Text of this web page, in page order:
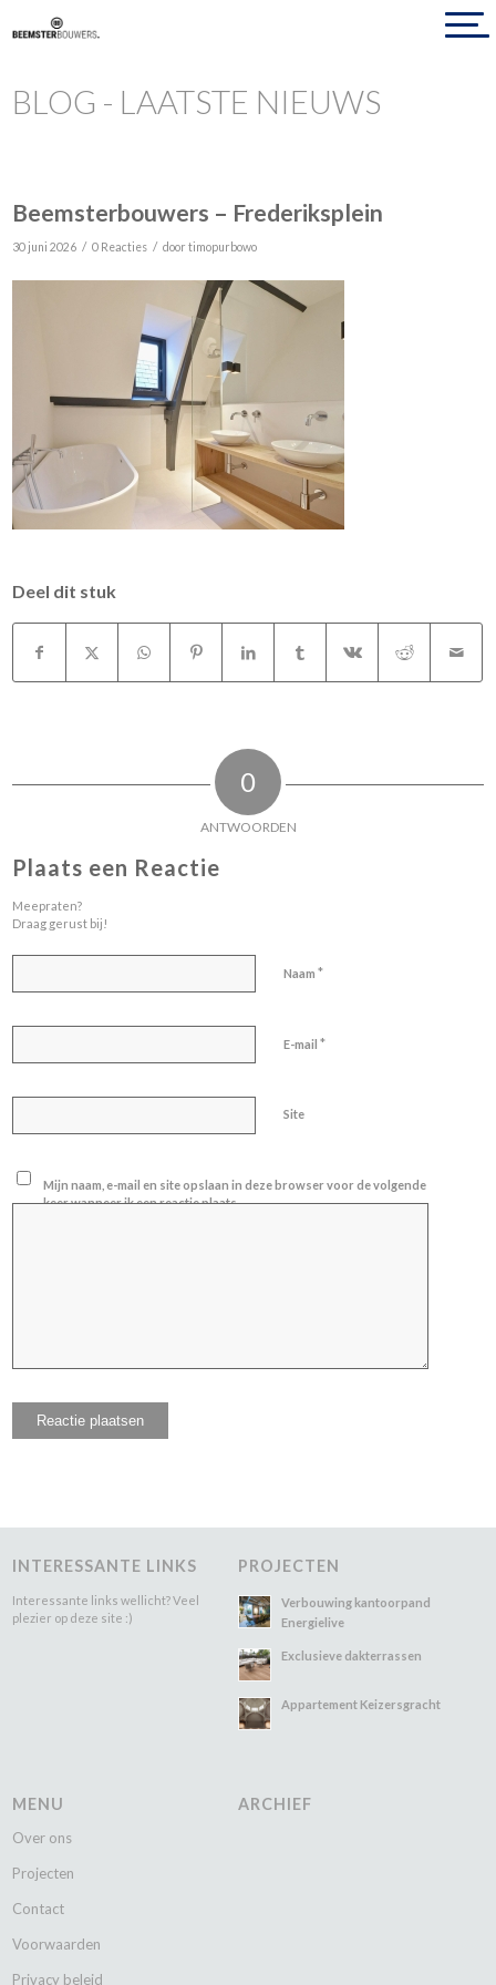
BLOG - LAATSTE NIEUWS
Beemsterbouwers – Frederiksplein
30 juni 2026 / 0 Reacties / doortimopurbowo
Deel dit stuk
0
ANTWOORDEN
Plaats een Reactie
Meepraten?
Draag gerust bij!
Naam*
E-mail*
Site
Mijn naam, e-mail en site opslaan in deze browser voor de volgende
keer wanneer ik een reactie plaats.
INTERESSANTE LINKS
Interessante links wellicht? Veel
plezier op deze site :)
PROJECTEN
Verbouwing kantoorpand
Energielive
Exclusieve dakterrassen
Appartement Keizersgracht
MENU
Over ons
Projecten
Contact
Voorwaarden
Privacy beleid
ARCHIEF